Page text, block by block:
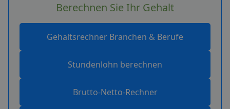
Berechnen Sie Ihr Gehalt
Gehaltsrechner Branchen & Berufe
Stundenlohn berechnen
Brutto-Netto-Rechner